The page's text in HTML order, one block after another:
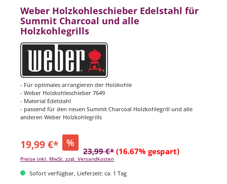
Weber Holzkohleschieber Edelstahl für
Summit Charcoal und alle
Holzkohlegrills
- Für optimales arrangieren der Holzkohle
- Weber Holzkohleschieber 7649
- Material Edelstahl
- passend für den neuen Summit Charcoal Holzkohlegrill und alle
anderen Weber Holzkohlegrills
19,99 €* %
23,99 €* (16.67% gespart)
Preise inkl. MwSt. zzgl. Versandkosten
Sofort verfügbar, Lieferzeit: ca. 1 Tag